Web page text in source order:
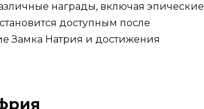
награды, включая эпические
доступным после
Замка Натрия и достижения